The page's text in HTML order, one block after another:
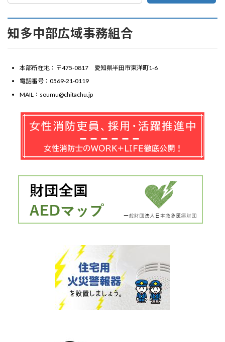
知多中部広域事務組合
本部所在地：〒475-0817 愛知県半田市東洋町1-6
電話番号：0569-21-0119
MAIL：soumu@chitachu.jp